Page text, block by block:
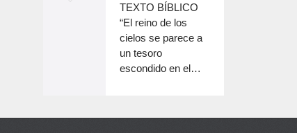
o
disminuir
el
TEXTO BÍBLICO
“El reino de los
cielos se parece a
un tesoro
escondido en el…